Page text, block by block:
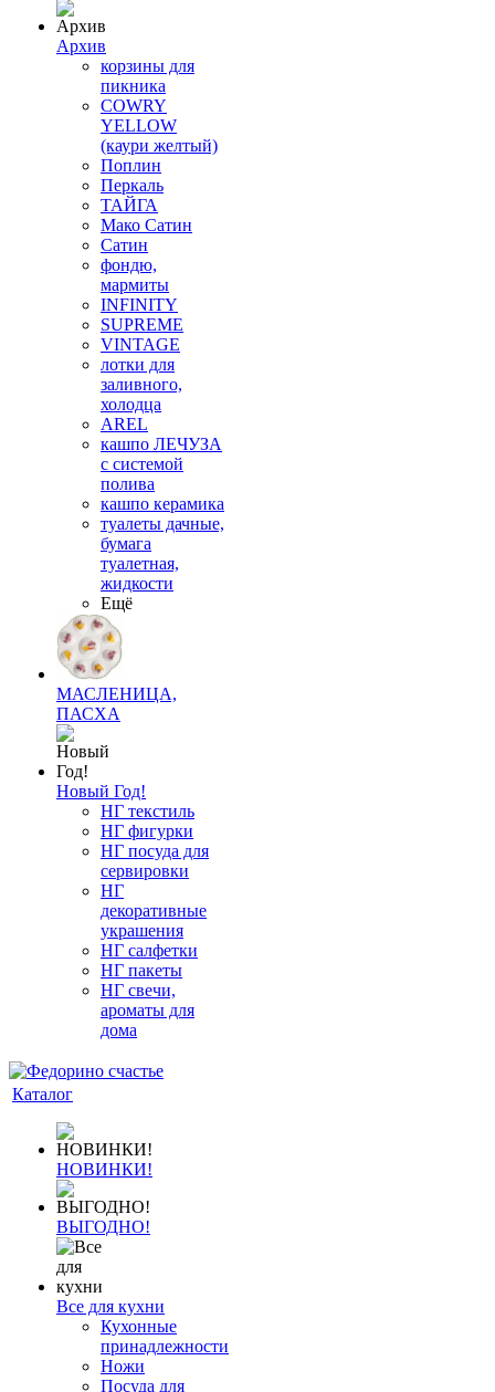
Архив
корзины для
пикника
COWRY
YELLOW
(каури желтый)
Поплин
Перкаль
ТАЙГА
Мако Сатин
Сатин
фондю,
мармиты
INFINITY
SUPREME
VINTAGE
лотки для
заливного,
холодца
AREL
кашпо ЛЕЧУЗА
с системой
полива
кашпо керамика
туалеты дачные,
бумага
туалетная,
жидкости
Ещё
МАСЛЕНИЦА,
ПАСХА
Новый Год!
НГ текстиль
НГ фигурки
НГ посуда для
сервировки
НГ
декоративные
украшения
НГ салфетки
НГ пакеты
НГ свечи,
ароматы для
дома
Каталог
НОВИНКИ!
ВЫГОДНО!
Все для кухни
Кухонные
принадлежности
Ножи
Посуда для